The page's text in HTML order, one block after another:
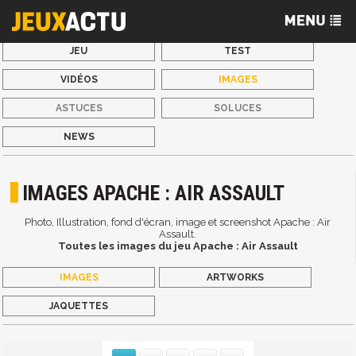
JEU TEST
VIDÉOS IMAGES
ASTUCES SOLUCES
NEWS
IMAGES APACHE : AIR ASSAULT
Photo, Illustration, fond d'écran, image et screenshot Apache : Air
Assault.
Toutes les images du jeu Apache : Air Assault
IMAGES ARTWORKS
JAQUETTES